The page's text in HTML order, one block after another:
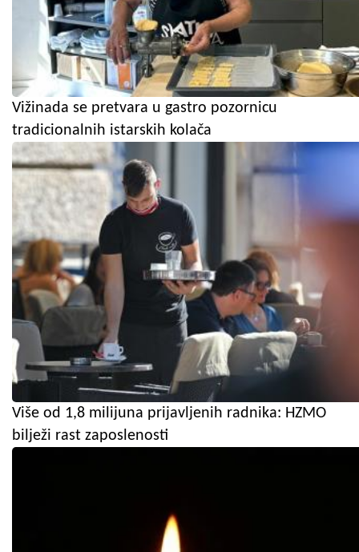
Vižinada se pretvara u gastro pozornicu
tradicionalnih istarskih kolača
Više od 1,8 milijuna prijavljenih radnika: HZMO
bilježi rast zaposlenosti